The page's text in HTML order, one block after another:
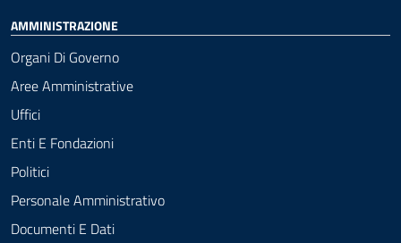
AMMINISTRAZIONE
Organi Di Governo
Aree Amministrative
Uffici
Enti E Fondazioni
Politici
Personale Amministrativo
Documenti E Dati